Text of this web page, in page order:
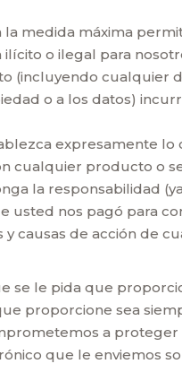
medida máxima
o ilegal para
(incluyendo cualquier
o a los datos)
expresamente
cualquier producto o
la responsabilidad
nos pagó para
causas de acción de
se le pida que
proporcione sea
a
que le enviemos